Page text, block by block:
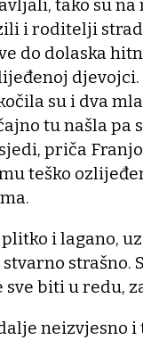
tako su na
i roditelji
do dolaska
djevojci.
su i dva
tu našla pa
priča
teško
i lagano,
strašno.
sve biti u redu,
neizvjesno i